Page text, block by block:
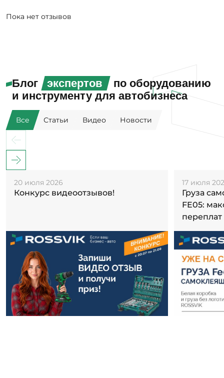
Пока нет отзывов
Блог экспертов
по оборудованию
и инструменту для автобизнеса
Все Статьи Видео Новости
20 июля 2026
Конкурс видеоотзывов!
17 июля
Груза
FE05:
переплат